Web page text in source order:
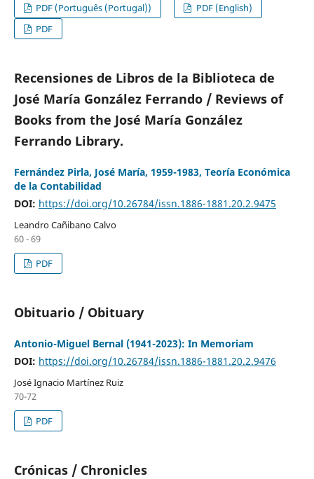
PDF (Português (Portugal))
PDF (English)
PDF
Recensiones de Libros de la Biblioteca de
José María González Ferrando / Reviews of
Books from the José María González
Ferrando Library.
Fernández Pirla, José María, 1959-1983, Teoría Económica
de la Contabilidad
DOI: https://doi.org/10.26784/issn.1886-1881.20.2.9475
Leandro Cañibano Calvo
60 - 69
PDF
Obituario / Obituary
Antonio-Miguel Bernal (1941-2023): In Memoriam
DOI: https://doi.org/10.26784/issn.1886-1881.20.2.9476
José Ignacio Martínez Ruiz
70-72
PDF
Crónicas / Chronicles